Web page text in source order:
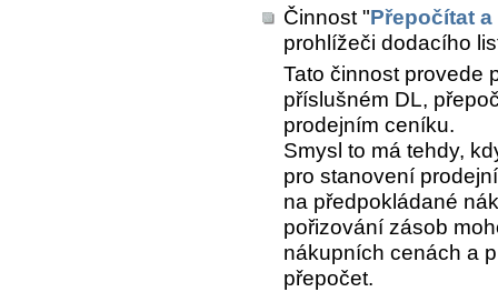
Činnost "Přepočítat
prohlížeči dodacího
Tato činnost provede
příslušném DL,
prodejním ceníku.
Smysl to má tehdy,
pro stanovení
na předpokládané
pořizování zásob
nákupních cenách a
přepočet.